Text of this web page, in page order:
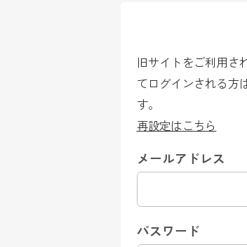
旧サイトをご利用さ
てログインされる方
す。
再設定はこちら
メールアドレス
パスワード